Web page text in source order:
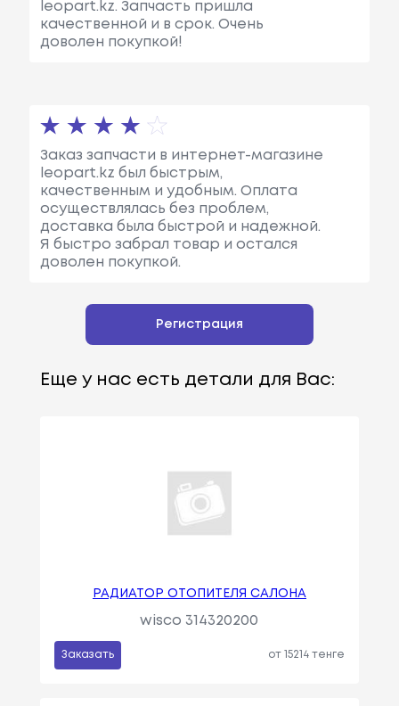
leopart.kz. Запчасть пришла
качественной и в срок. Очень
доволен покупкой!
Заказ запчасти в интернет-магазине
leopart.kz был быстрым,
качественным и удобным. Оплата
осуществлялась без проблем,
доставка была быстрой и надежной.
Я быстро забрал товар и остался
доволен покупкой.
Регистрация
Еще у нас есть детали для Вас:
РАДИАТОР ОТОПИТЕЛЯ САЛОНА
wisco 314320200
Заказать от 15214 тенге